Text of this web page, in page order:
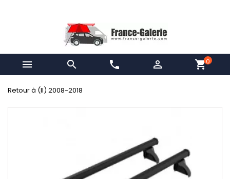
  phone  shopping_cart0
Retour à (II) 2008-2018